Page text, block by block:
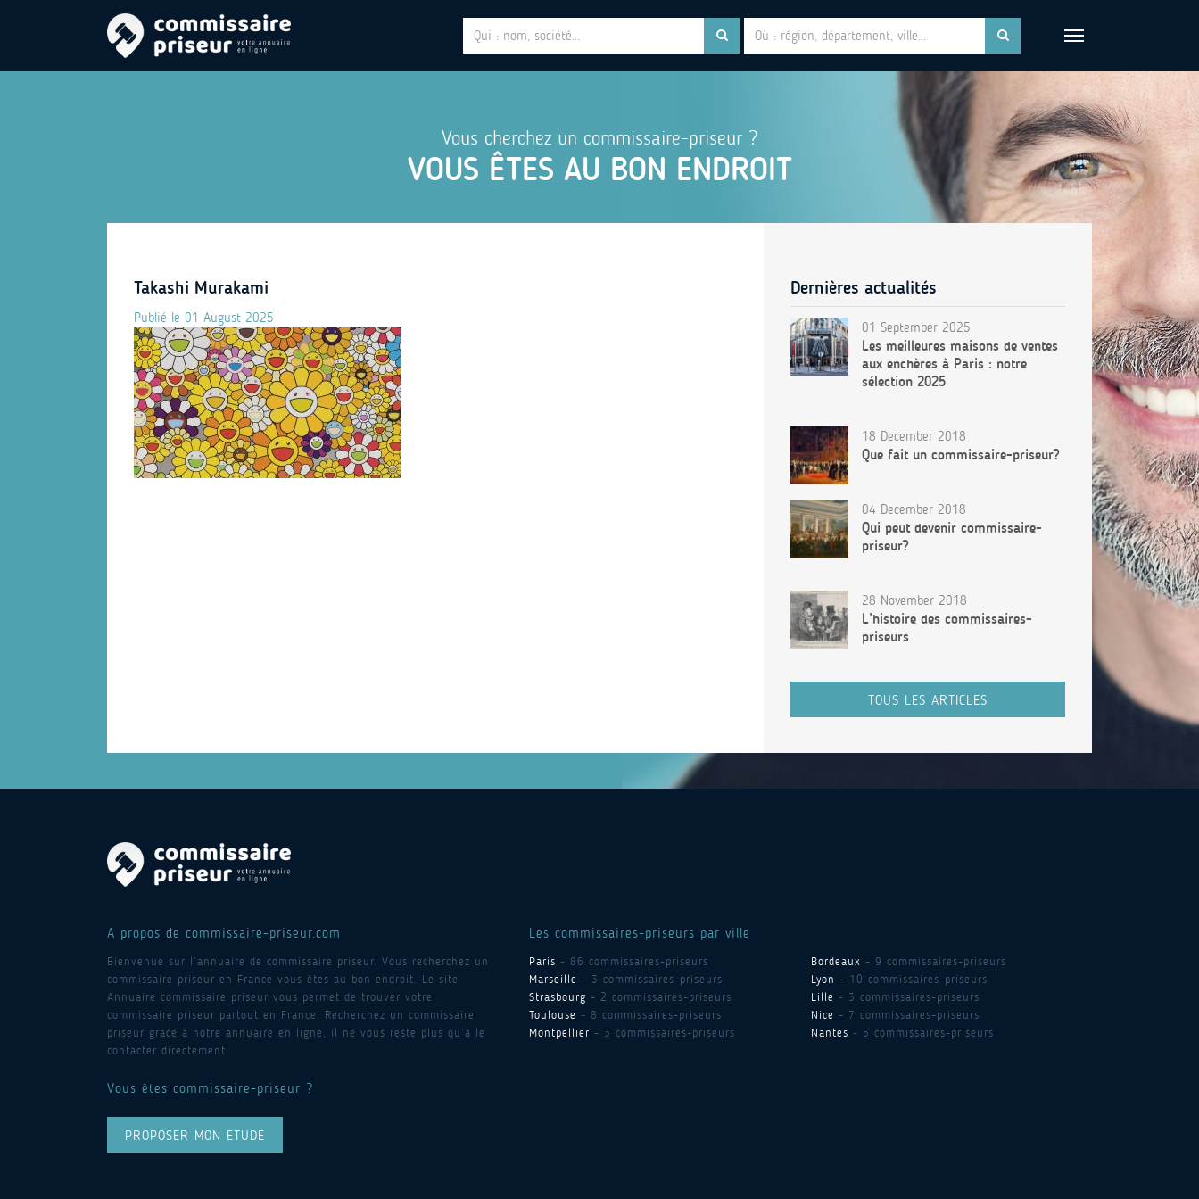
Vous cherchez un commissaire-priseur ?
VOUS ÊTES AU BON ENDROIT
Takashi Murakami
Publié le 01 August 2025
Dernières actualités
01 September 2025
Les meilleures maisons de ventes
aux enchères à Paris : notre
sélection 2025
18 December 2018
Que fait un commissaire-priseur?
04 December 2018
Qui peut devenir commissaire-
priseur?
28 November 2018
L’histoire des commissaires-
priseurs
TOUS LES ARTICLES
A propos de commissaire-priseur.com
Bienvenue sur l’annuaire de commissaire priseur. Vous recherchez un
commissaire priseur en France vous êtes au bon endroit. Le site
Annuaire commissaire priseur vous permet de trouver votre
commissaire priseur partout en France. Recherchez un commissaire
priseur grâce à notre annuaire en ligne, il ne vous reste plus qu’à le
contacter directement.
Vous êtes commissaire-priseur ?
PROPOSER MON ETUDE
Les commissaires-priseurs par ville
Paris - 86 commissaires-priseurs Bordeaux - 9 commissaires-priseurs
Marseille - 3 commissaires-priseurs Lyon - 10 commissaires-priseurs
Strasbourg - 2 commissaires-priseurs Lille - 3 commissaires-priseurs
Toulouse - 8 commissaires-priseurs Nice - 7 commissaires-priseurs
Montpellier - 3 commissaires-priseurs Nantes - 5 commissaires-priseurs